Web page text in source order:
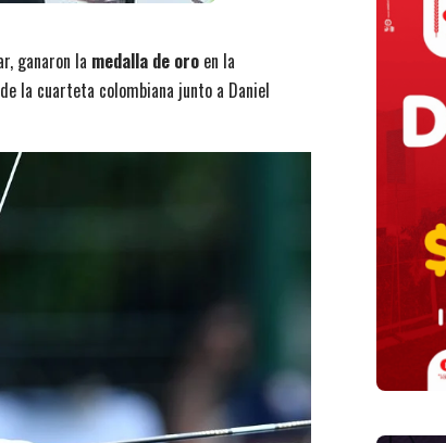
ganaron la medalla de oro en la
la cuarteta colombiana junto a Daniel